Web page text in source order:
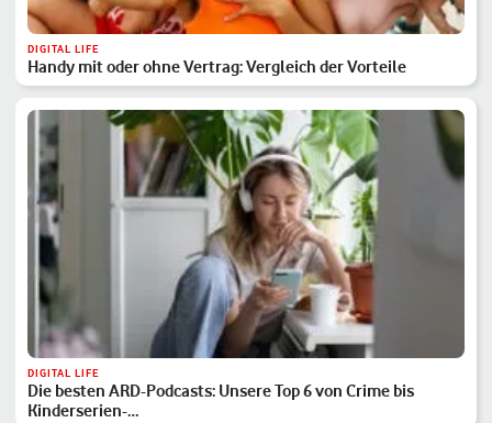
DIGITAL LIFE
Handy mit oder ohne Vertrag: Vergleich der Vorteile
DIGITAL LIFE
Die besten ARD-Podcasts: Unsere Top 6 von Crime bis
Kinderserien-…